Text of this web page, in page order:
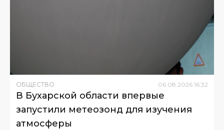
ОБЩЕСТВО 06.08.2026 16:32
В Бухарской области впервые
запустили метеозонд для изучения
атмосферы